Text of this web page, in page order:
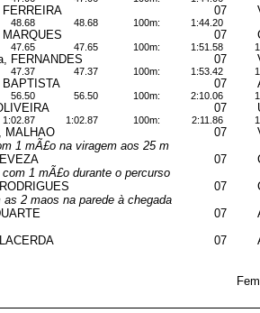
07
48.68 48.68 100m: 1:44.20
07
47.65 47.65 100m: 1:51.58
FERNANDES 07
47.37 47.37 100m: 1:53.42
07
56.50 56.50 100m: 2:10.06
07
1:02.87 1:02.87 100m: 2:11.86
MALHAO 07
1 mÃ£o na viragem aos 25 m
07
1 mÃ£o durante o percurso
07
2 maos na parede à chegada
07
07